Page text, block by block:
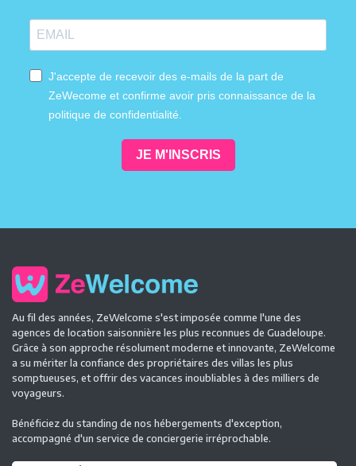
J'accepte de recevoir des e-mails de la part de
ZeWecome et confirme avoir pris connaissance de la
politique de confidentialité.
JE M'INSCRIS
Au fil des années, ZeWelcome s'est imposée comme l'une des
agences de location saisonnière les plus reconnues de Guadeloupe.
Grâce à son approche résolument moderne et innovante, ZeWelcome
a su mériter la confiance des propriétaires des villas les plus
somptueuses, et offrir des vacances inoubliables à des milliers de
voyageurs.
Bénéficiez du standing de nos hébergements d'exception,
accompagné d'un service de conciergerie irréprochable.